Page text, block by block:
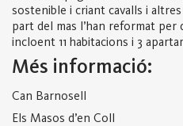
sostenible i criant cavalls i
part del mas l’han reformat per
incloent 11 habitacions i 3
Més informació:
Can Barnosell
Els Masos d’en Coll